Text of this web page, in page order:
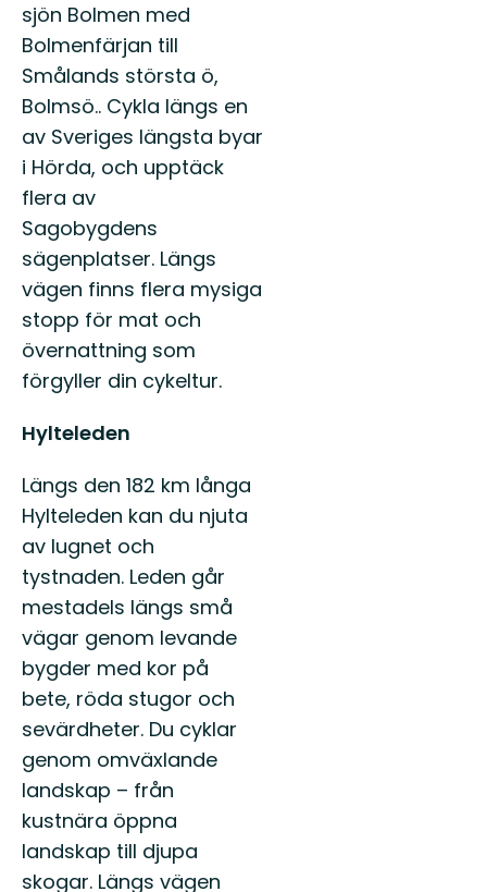
sjön Bolmen med
Bolmenfärjan till
Smålands största ö,
Bolmsö.. Cykla längs en
av Sveriges längsta byar
i Hörda, och upptäck
flera av
Sagobygdens
sägenplatser. Längs
vägen finns flera mysiga
stopp för mat och
övernattning som
förgyller din cykeltur.
Hylteleden
Längs den 182 km långa
Hylteleden kan du njuta
av lugnet och
tystnaden. Leden går
mestadels längs små
vägar genom levande
bygder med kor på
bete, röda stugor och
sevärdheter. Du cyklar
genom omväxlande
landskap – från
kustnära öppna
landskap till djupa
skogar. Längs vägen